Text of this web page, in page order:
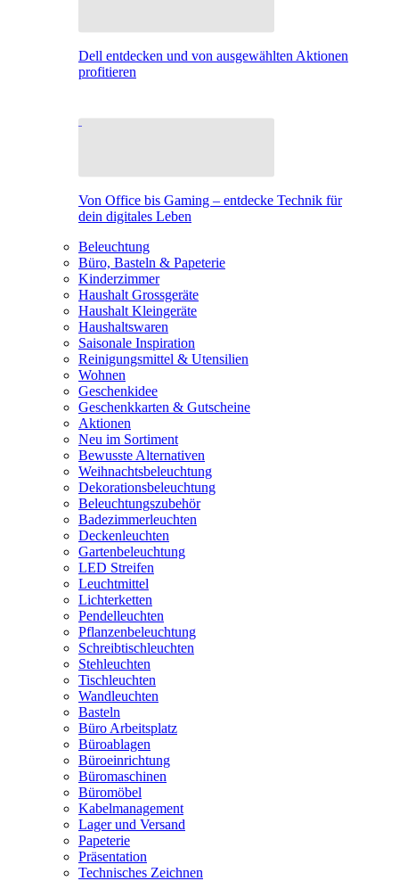
Dell entdecken und von ausgewählten Aktionen
profitieren
Von Office bis Gaming – entdecke Technik für
dein digitales Leben
Beleuchtung
Büro, Basteln & Papeterie
Kinderzimmer
Haushalt Grossgeräte
Haushalt Kleingeräte
Haushaltswaren
Saisonale Inspiration
Reinigungsmittel & Utensilien
Wohnen
Geschenkidee
Geschenkkarten & Gutscheine
Aktionen
Neu im Sortiment
Bewusste Alternativen
Weihnachtsbeleuchtung
Dekorationsbeleuchtung
Beleuchtungszubehör
Badezimmerleuchten
Deckenleuchten
Gartenbeleuchtung
LED Streifen
Leuchtmittel
Lichterketten
Pendelleuchten
Pflanzenbeleuchtung
Schreibtischleuchten
Stehleuchten
Tischleuchten
Wandleuchten
Basteln
Büro Arbeitsplatz
Büroablagen
Büroeinrichtung
Büromaschinen
Büromöbel
Kabelmanagement
Lager und Versand
Papeterie
Präsentation
Technisches Zeichnen